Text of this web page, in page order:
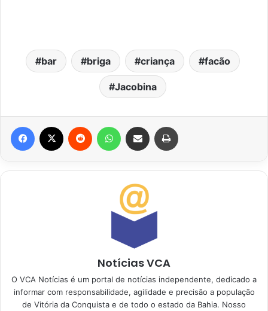
bar briga criança facão
Jacobina
Facebook Reddit WhatsAppCompartilhar via e-mail
Notícias VCA
O VCA Notícias é um portal de notícias independente, dedicado a
informar com responsabilidade, agilidade e precisão a população
de Vitória da Conquista e de todo o estado da Bahia. Nosso